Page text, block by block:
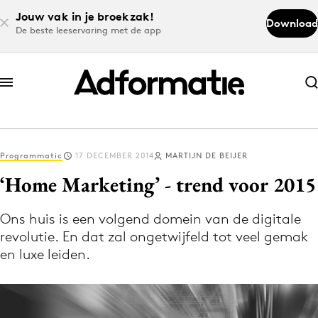
Jouw vak in je broekzak!
De beste leeservaring met de app
Download
Abonneer nu
Abonneer nu
Log in
Download de app
Volg het laatste nieuws via de Adformatie
Programmatic 17 DECEMBER 2014 MARTIJN DE BEIJER
‘Home Marketing’ - trend voor 2015
Ons huis is een volgend domein van de digitale
revolutie. En dat zal ongetwijfeld tot veel gemak
en luxe leiden.